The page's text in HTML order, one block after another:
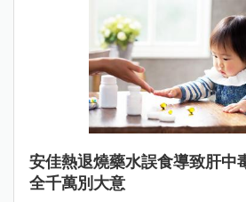
安佳熱退燒藥水誤食導致肝中
全千萬別大意